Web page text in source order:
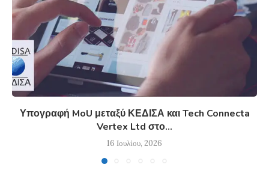
Υπογραφή MoU μεταξύ ΚΕΔΙΣΑ και Tech Connecta
Vertex Ltd στο...
16 Ιουλίου, 2026